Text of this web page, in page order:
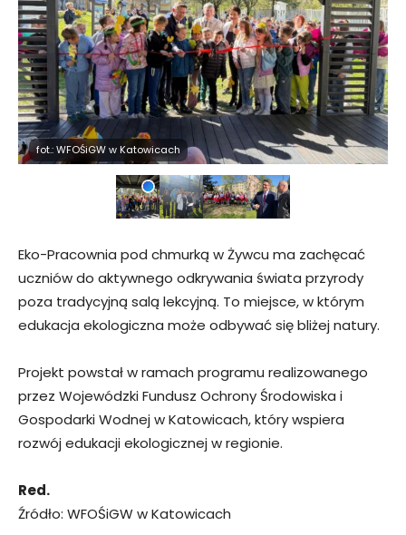
fot.: WFOŚiGW w Katowicach
Eko-Pracownia pod chmurką w Żywcu ma zachęcać
uczniów do aktywnego odkrywania świata przyrody
poza tradycyjną salą lekcyjną. To miejsce, w którym
edukacja ekologiczna może odbywać się bliżej natury.
Projekt powstał w ramach programu realizowanego
przez Wojewódzki Fundusz Ochrony Środowiska i
Gospodarki Wodnej w Katowicach, który wspiera
rozwój edukacji ekologicznej w regionie.
Red.
Źródło: WFOŚiGW w Katowicach